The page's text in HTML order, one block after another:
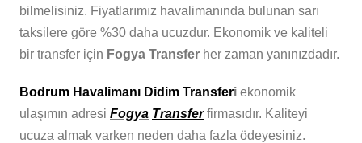
bilmelisiniz. Fiyatlarımız havalimanında bulunan sarı
taksilere göre %30 daha ucuzdur. Ekonomik ve kaliteli
bir transfer için Fogya Transfer her zaman yanınızdadır.
Bodrum Havalimanı Didim Transferi ekonomik
ulaşımın adresi Fogya Transferfirmasıdır. Kaliteyi
ucuza almak varken neden daha fazla ödeyesiniz.